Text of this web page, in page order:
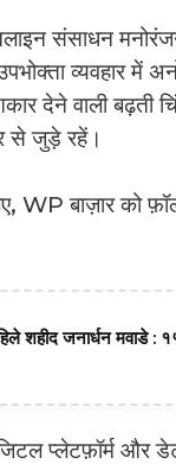
संसाधन
व्यवहार में
देने वाली
से जुड़े रहें।
WP बाज़ार को
शहीद जनार्धन मवाडे :
प्लेटफ़ॉर्म और